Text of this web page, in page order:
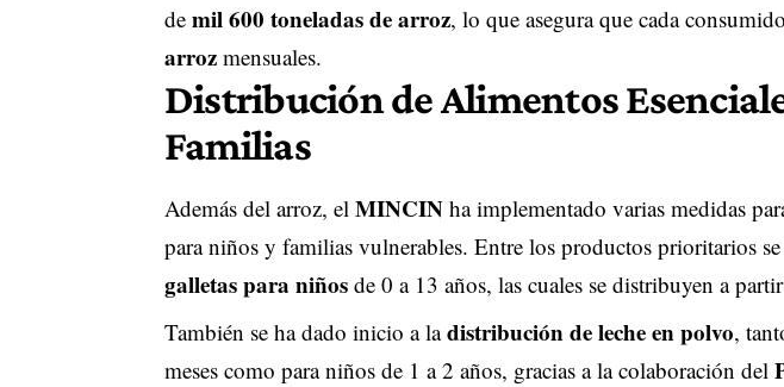
de mil 600 toneladas de arroz, lo que asegura que cada
arrozmensuales.
Distribución de Alimentos
Familias
Además del arroz, el MINCINha implementado varias medidas
para niños y familias vulnerables. Entre los productos prioritarios se
galletas para niñosde 0 a 13 años, las cuales se distribuyen a
También se ha dado inicio a ladistribución de leche en polvo,
meses como para niños de 1 a 2 años, gracias a la colaboración del